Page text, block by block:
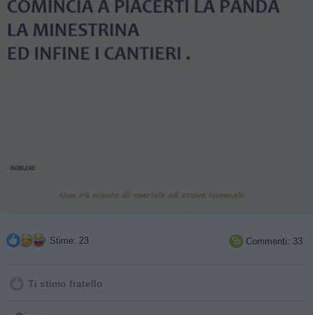
Stime: 23  Commenti: 33
Ti stimo fratello